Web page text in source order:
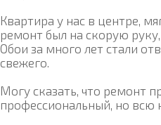
Квартира у нас в центре,
ремонт был на скорую
Обои за много лет стали
свежего.
Могу сказать, что ремонт
профессиональный, но всю